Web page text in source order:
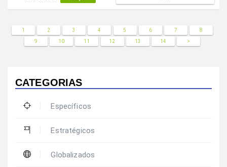
1 2 3 4 5 6 7
8
9
10 11 12 13 14 >
CATEGORIAS
Específicos
Estratégicos
Globalizados